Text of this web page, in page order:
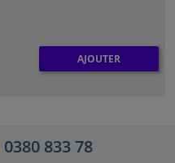
AJOUTER
0380 833 78